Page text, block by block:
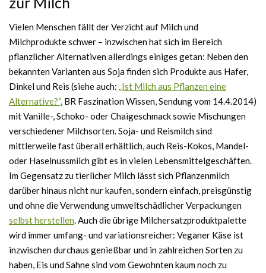
Vielen Menschen fällt der Verzicht auf Milch und
Milchprodukte schwer – inzwischen hat sich im Bereich
pflanzlicher Alternativen allerdings einiges getan: Neben den
bekannten Varianten aus Soja finden sich Produkte aus Hafer,
Dinkel und Reis (siehe auch: „Ist Milch aus Pflanzen eine
Alternative?“, BR Faszination Wissen, Sendung vom 14.4.2014)
mit Vanille-, Schoko- oder Chaigeschmack sowie Mischungen
verschiedener Milchsorten. Soja- und Reismilch sind
mittlerweile fast überall erhältlich, auch Reis-Kokos, Mandel-
oder Haselnussmilch gibt es in vielen Lebensmittelgeschäften.
Im Gegensatz zu tierlicher Milch lässt sich Pflanzenmilch
darüber hinaus nicht nur kaufen, sondern einfach, preisgünstig
und ohne die Verwendung umweltschädlicher Verpackungen
selbst herstellen. Auch die übrige Milchersatzproduktpalette
wird immer umfang- und variationsreicher: Veganer Käse ist
inzwischen durchaus genießbar und in zahlreichen Sorten zu
haben, Eis und Sahne sind vom Gewohnten kaum noch zu